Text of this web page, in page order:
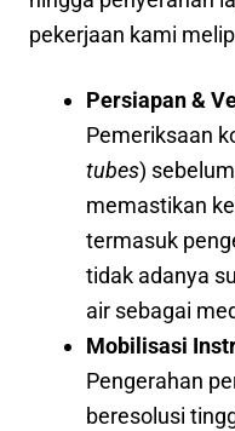
pekerjaan kami
Persiapan &
Pemeriksaan
tubes)
memastikan
termasuk
tidak adanya
air sebagai
Mobilisasi
Pengerahan
beresolusi